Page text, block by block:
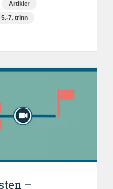
Artikler
5.-7. trinn
–